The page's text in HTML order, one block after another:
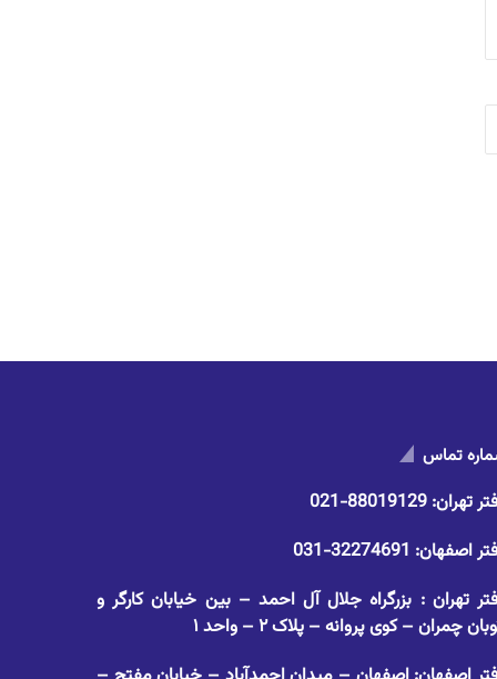
تماس
تهران: 88019129-021
اصفهان: 32274691-031
تهران : بزرگراه جلال آل احمد – بین خیابان کارگر و
چمران – کوی پروانه – پلاک ۲ – واحد ۱